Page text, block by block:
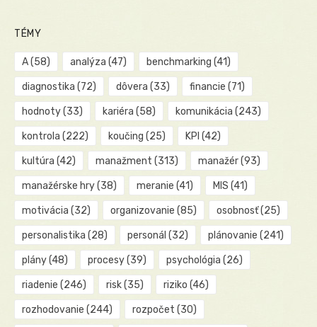
TÉMY
A(58) analýza (47) benchmarking (41)
diagnostika (72) dôvera (33) financie (71)
hodnoty(33) kariéra (58) komunikácia (243)
kontrola (222) koučing (25) KPI (42)
kultúra (42) manažment (313) manažér(93)
manažérske hry(38) meranie (41) MIS (41)
motivácia (32) organizovanie (85) osobnosť(25)
personalistika (28) personál (32) plánovanie (241)
plány(48) procesy(39) psychológia (26)
riadenie (246) risk(35) riziko (46)
rozhodovanie (244) rozpočet (30)